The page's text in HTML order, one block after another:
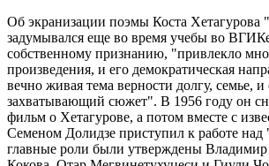
Об экранизации поэмы Коста
задумывался еще во время учебы во
собственному признанию, "привлекло
произведения, и его демократическая
вечно живая тема верности долгу, семье,
захватывающий сюжет". В 1956 году он
фильм о Хетагурове, а потом вместе с
Семеном Долидзе приступил к работе
главные роли были утверждены Владимир